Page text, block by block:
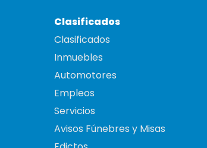
Clasificados
Clasificados
Inmuebles
Automotores
Empleos
Servicios
Avisos Fúnebres y Misas